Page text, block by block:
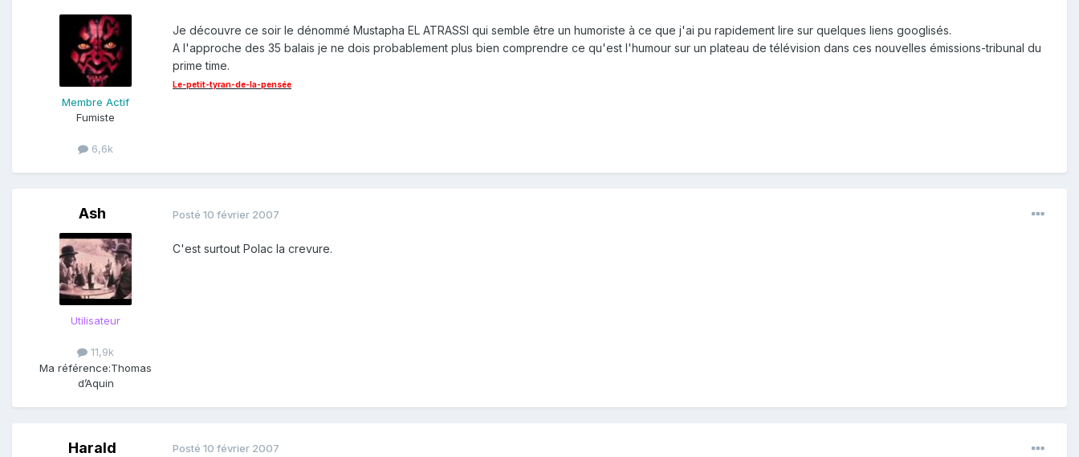
Membre Actif
Fumiste
6,6k
Je découvre ce soir le dénommé Mustapha EL ATRASSI qui semble être un humoriste à ce que j'ai pu rapidement lire sur quelques liens googlisés.
A l'approche des 35 balais je ne dois probablement plus bien comprendre ce qu'est l'humour sur un plateau de télévision dans ces nouvelles émissions-tribunal du
prime time.
Le-petit-tyran-de-la-pensée
Ash
Utilisateur
11,9k
Ma référence:Thomas
d’Aquin
Posté 10 février 2007
C'est surtout Polac la crevure.
Harald Posté 10 février 2007